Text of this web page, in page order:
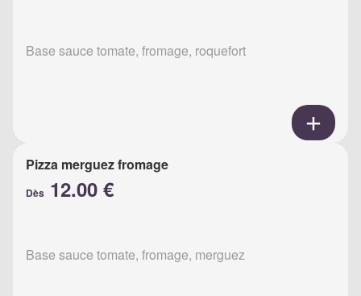
Base sauce tomate, fromage, roquefort
Pizza merguez fromage
Dès 12.00 €
Base sauce tomate, fromage, merguez